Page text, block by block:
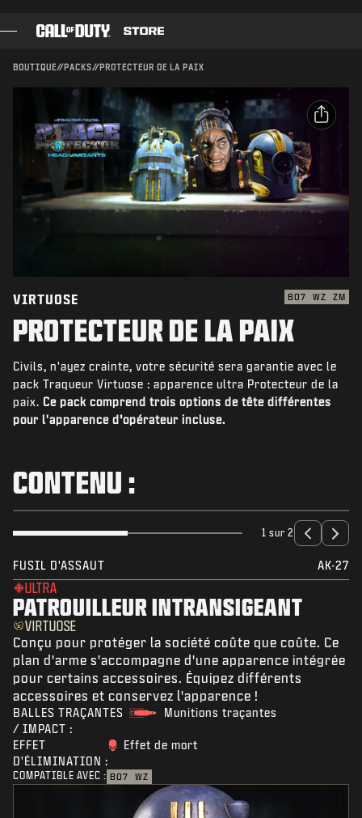
PASSE DE COMBAT
BLACK CELL
POINTS COD
JEUX
ACTUS
BOUTIQUE
CONNEXION| S'INSCRIRE
BOUTIQUE//PACKS//PROTECTEUR DE LA PAIX
Compatible avec :
CONFIRMER L'ACHAT
ANNULER
Activision peut mettre à jour, remplacer ou supprimer
ce contenu en jeu à tout moment.
PARTAGER
Email
Facebook
VIRTUOSE BO7 WZ ZM
PROTECTEUR DE LA PAIX
Civils, n'ayez crainte, votre sécurité sera garantie avec le
pack Traqueur Virtuose : apparence ultra Protecteur de la
paix. Ce pack comprend trois options de tête différentes
pour l'apparence d’opérateur incluse.
CONTENU :
1 sur 2
FUSIL D'ASSAUT AK-27
ULTRA
PATROUILLEUR INTRANSIGEANT
VIRTUOSE
Conçu pour protéger la société coûte que coûte. Ce
plan d'arme s'accompagne d'une apparence intégrée
pour certains accessoires. Équipez différents
accessoires et conservez l'apparence !
BALLES TRAÇANTES
/ IMPACT :
Munitions traçantes
EFFET
D'ÉLIMINATION :
Effet de mort
COMPATIBLE AVEC : BO7 WZ